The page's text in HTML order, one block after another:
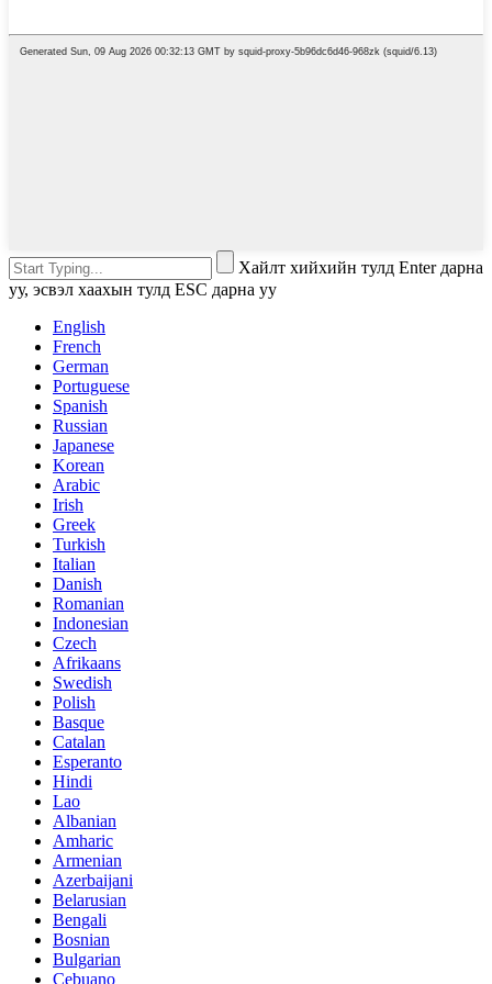
Хайлт хийхийн тулд Enter дарна
уу, эсвэл хаахын тулд ESC дарна уу
English
French
German
Portuguese
Spanish
Russian
Japanese
Korean
Arabic
Irish
Greek
Turkish
Italian
Danish
Romanian
Indonesian
Czech
Afrikaans
Swedish
Polish
Basque
Catalan
Esperanto
Hindi
Lao
Albanian
Amharic
Armenian
Azerbaijani
Belarusian
Bengali
Bosnian
Bulgarian
Cebuano